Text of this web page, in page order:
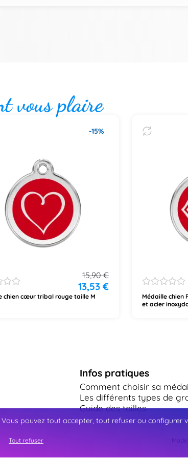
vous plaire
-15%
15,90€
13,53€
chien cœur tribal rouge taille M
Médaille chien
et acier
Infos pratiques
Comment choisir sa
Les différents types de
Guide des tailles
pouvez tout accepter, tout refuser ou configurer
Tout refuser